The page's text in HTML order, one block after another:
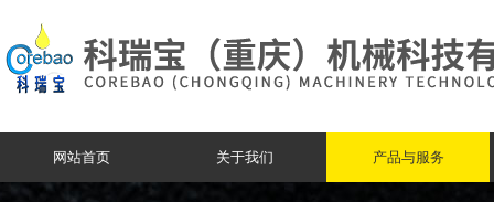
网站首页 关于我们 产品与服务